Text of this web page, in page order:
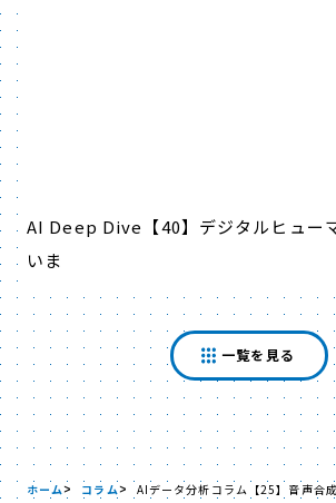
AI Deep Dive【40】デジタルヒュー
いま
一覧を見る
ホーム コラム AIデータ分析コラム【25】音声合